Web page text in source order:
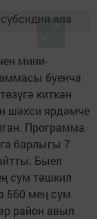
мини-
буенча
киткән
шәхси ярдәмче
Программа
барлыгы 7
Быел
сум тәшкил
560 мең сум
район авыл